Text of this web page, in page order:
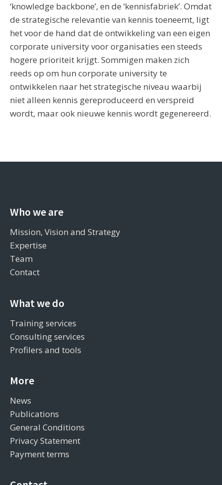
‘knowledge backbone’, en de ‘kennisfabriek’. Omdat
de strategische relevantie van kennis toeneemt, ligt
het voor de hand dat de ontwikkeling van een eigen
corporate university voor organisaties een steeds
hogere prioriteit krijgt. Sommigen maken zich
reeds op om hun corporate university te
ontwikkelen naar het strategische niveau waarbij
niet alleen kennis gereproduceerd en verspreid
wordt, maar ook nieuwe kennis wordt gegenereerd.
Who we are
Mission, Vision and Strategy
Expertise
Team
Contact
What we do
Training services
Consulting services
Profilers and tools
More
News
Publications
General Conditions
Privacy Statement
Payment terms